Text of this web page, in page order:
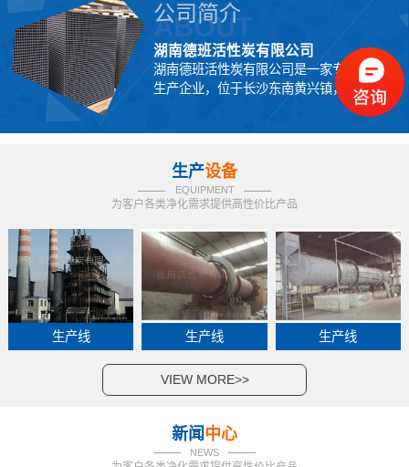
公司简介
ABOUT
湖南德班活性炭有限公司
湖南德班活性炭有限公司是一家专业活性炭
生产企业，位于长沙东南黄兴镇，商...
生产设备
EQUIPMENT
为客户各类净化需求提供高性价比产品
生产线 生产线 生产线
VIEW MORE>>
新闻 中心
NEWS